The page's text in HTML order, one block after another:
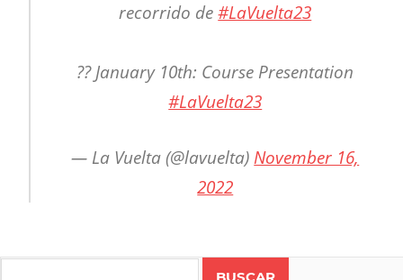
recorrido de#LaVuelta23
?? January 10th: Course Presentation
#LaVuelta23
— La Vuelta (@lavuelta) November 16,
2022